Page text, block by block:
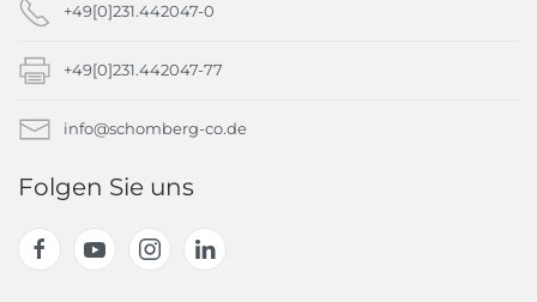
+49[0]231.442047-0
+49[0]231.442047-77
info@schomberg-co.de
Folgen Sie uns